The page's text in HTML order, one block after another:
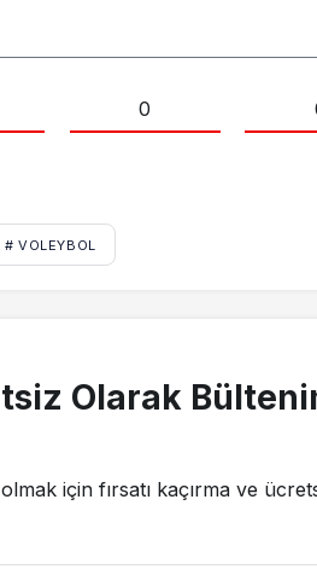
0
# VOLEYBOL
Olarak
için fırsatı kaçırma ve